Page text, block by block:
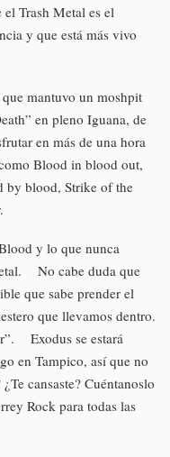
Trash Metal es el
y que está más vivo
mantuvo un moshpit
en pleno Iguana, de
en más de una hora
Blood in blood out,
by blood, Strike of the
y lo que nunca
No cabe duda que
que sabe prender el
que llevamos dentro.
Exodus se estará
en Tampico, así que no
cansaste? Cuéntanoslo
Rock para todas las